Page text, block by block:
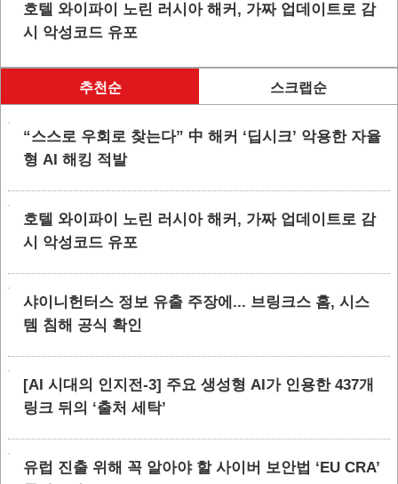
호텔 와이파이 노린 러시아 해커, 가짜 업데이트로 감
시 악성코드 유포
추천순 스크랩순
“스스로 우회로 찾는다” 中 해커 ‘딥시크’ 악용한 자율
형 AI 해킹 적발
호텔 와이파이 노린 러시아 해커, 가짜 업데이트로 감
시 악성코드 유포
샤이니헌터스 정보 유출 주장에... 브링크스 홈, 시스
템 침해 공식 확인
[AI 시대의 인지전-3] 주요 생성형 AI가 인용한 437개
링크 뒤의 ‘출처 세탁’
유럽 진출 위해 꼭 알아야 할 사이버 보안법 ‘EU CRA’